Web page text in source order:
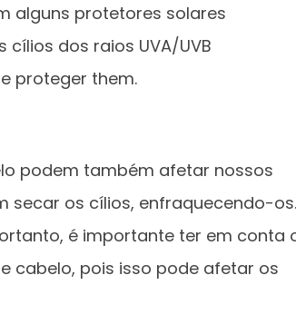
alguns protetores solares
dos raios UVA/UVB
proteger them.
podem também afetar nossos
secar os cílios, enfraquecendo-os.
é importante ter em conta
cabelo, pois isso pode afetar os